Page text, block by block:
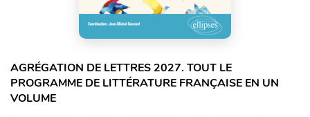
AGRÉGATION DE LETTRES 2027. TOUT LE
PROGRAMME DE LITTÉRATURE FRANÇAISE EN UN
VOLUME